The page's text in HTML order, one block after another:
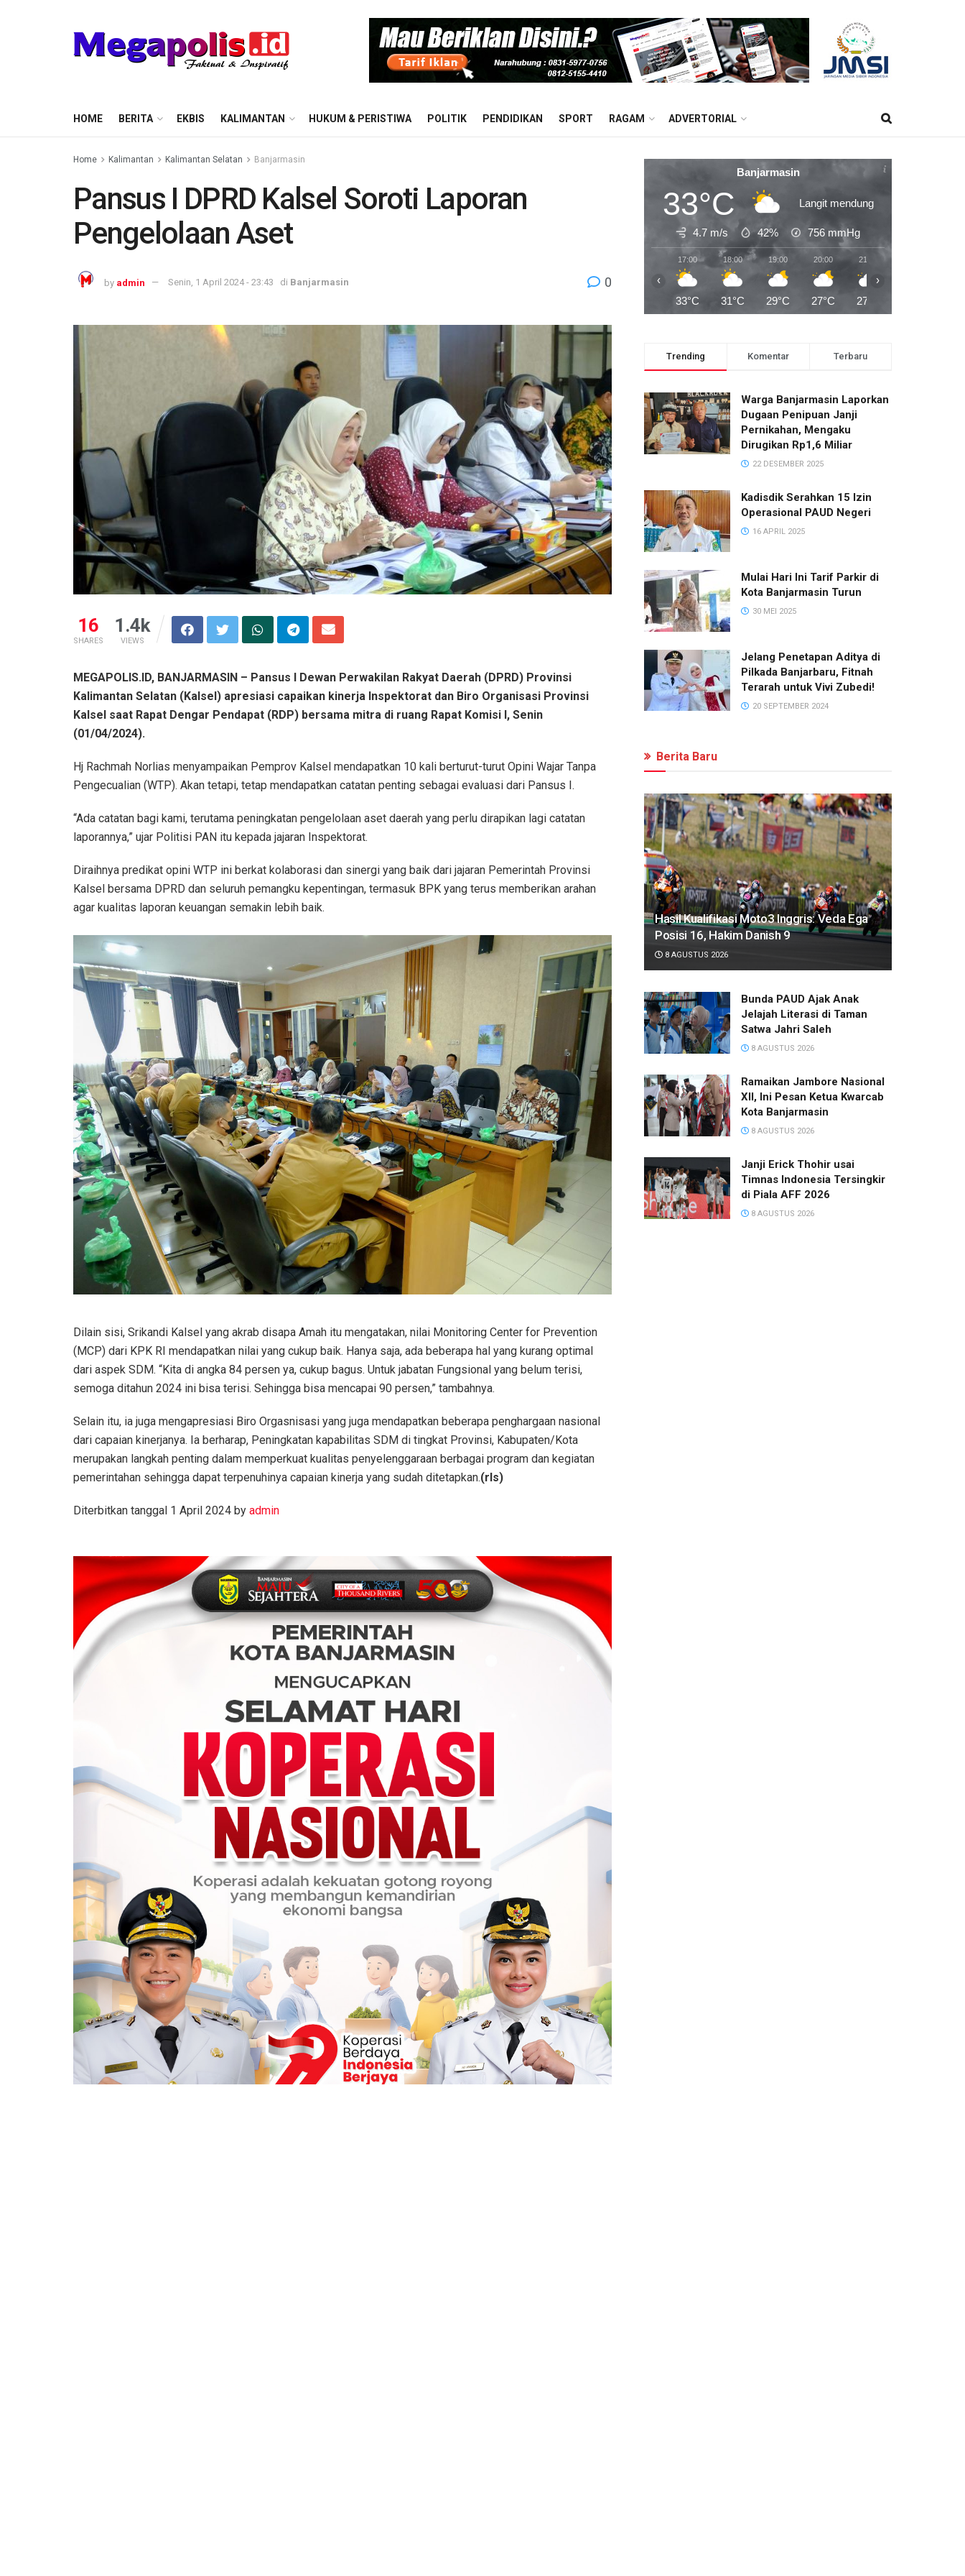
HOME BERITA EKBIS KALIMANTAN HUKUM & PERISTIWA POLITIK PENDIDIKAN SPORT RAGAM ADVERTORIAL
Home Kalimantan Kalimantan Selatan Banjarmasin
Pansus I DPRD Kalsel Soroti Laporan
Pengelolaan Aset
by admin Senin, 1 April 2024 - 23:43 di Banjarmasin 0
16
SHARES
1.4k
VIEWS
MEGAPOLIS.ID, BANJARMASIN – Pansus I Dewan Perwakilan Rakyat Daerah (DPRD) Provinsi
Kalimantan Selatan (Kalsel) apresiasi capaikan kinerja Inspektorat dan Biro Organisasi Provinsi
Kalsel saat Rapat Dengar Pendapat (RDP) bersama mitra di ruang Rapat Komisi I, Senin
(01/04/2024).
Hj Rachmah Norlias menyampaikan Pemprov Kalsel mendapatkan 10 kali berturut-turut Opini Wajar Tanpa
Pengecualian (WTP). Akan tetapi, tetap mendapatkan catatan penting sebagai evaluasi dari Pansus I.
“Ada catatan bagi kami, terutama peningkatan pengelolaan aset daerah yang perlu dirapikan lagi catatan
laporannya,” ujar Politisi PAN itu kepada jajaran Inspektorat.
Diraihnya predikat opini WTP ini berkat kolaborasi dan sinergi yang baik dari jajaran Pemerintah Provinsi
Kalsel bersama DPRD dan seluruh pemangku kepentingan, termasuk BPK yang terus memberikan arahan
agar kualitas laporan keuangan semakin lebih baik.
Dilain sisi, Srikandi Kalsel yang akrab disapa Amah itu mengatakan, nilai Monitoring Center for Prevention
(MCP) dari KPK RI mendapatkan nilai yang cukup baik. Hanya saja, ada beberapa hal yang kurang optimal
dari aspek SDM. “Kita di angka 84 persen ya, cukup bagus. Untuk jabatan Fungsional yang belum terisi,
semoga ditahun 2024 ini bisa terisi. Sehingga bisa mencapai 90 persen,” tambahnya.
Selain itu, ia juga mengapresiasi Biro Orgasnisasi yang juga mendapatkan beberapa penghargaan nasional
dari capaian kinerjanya. Ia berharap, Peningkatan kapabilitas SDM di tingkat Provinsi, Kabupaten/Kota
merupakan langkah penting dalam memperkuat kualitas penyelenggaraan berbagai program dan kegiatan
pemerintahan sehingga dapat terpenuhinya capaian kinerja yang sudah ditetapkan.(rls)
Diterbitkan tanggal 1 April 2024 by admin
Banjarmasin
33°C Langit mendung
4.7 m/s 42% 756 mmHg
17:00
33°C
18:00
31°C
19:00
29°C
20:00
27°C
21:00
27°C
‹ ›
Trending Komentar Terbaru
Warga Banjarmasin Laporkan
Dugaan Penipuan Janji
Pernikahan, Mengaku
Dirugikan Rp1,6 Miliar
22 DESEMBER 2025
Kadisdik Serahkan 15 Izin
Operasional PAUD Negeri
16 APRIL 2025
Mulai Hari Ini Tarif Parkir di
Kota Banjarmasin Turun
30 MEI 2025
Jelang Penetapan Aditya di
Pilkada Banjarbaru, Fitnah
Terarah untuk Vivi Zubedi!
20 SEPTEMBER 2024
Berita Baru
Hasil Kualifikasi Moto3 Inggris: Veda Ega
Posisi 16, Hakim Danish 9
8 AGUSTUS 2026
Bunda PAUD Ajak Anak
Jelajah Literasi di Taman
Satwa Jahri Saleh
8 AGUSTUS 2026
Ramaikan Jambore Nasional
XII, Ini Pesan Ketua Kwarcab
Kota Banjarmasin
8 AGUSTUS 2026
Janji Erick Thohir usai
Timnas Indonesia Tersingkir
di Piala AFF 2026
8 AGUSTUS 2026